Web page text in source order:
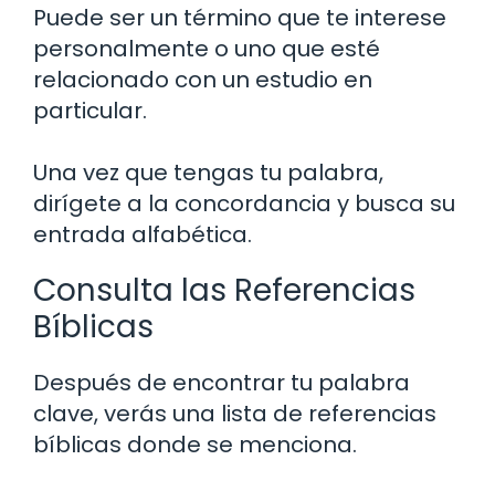
Puede ser un término que te interese
personalmente o uno que esté
relacionado con un estudio en
particular.
Una vez que tengas tu palabra,
dirígete a la concordancia y busca su
entrada alfabética.
Consulta las Referencias
Bíblicas
Después de encontrar tu palabra
clave, verás una lista de referencias
bíblicas donde se menciona.